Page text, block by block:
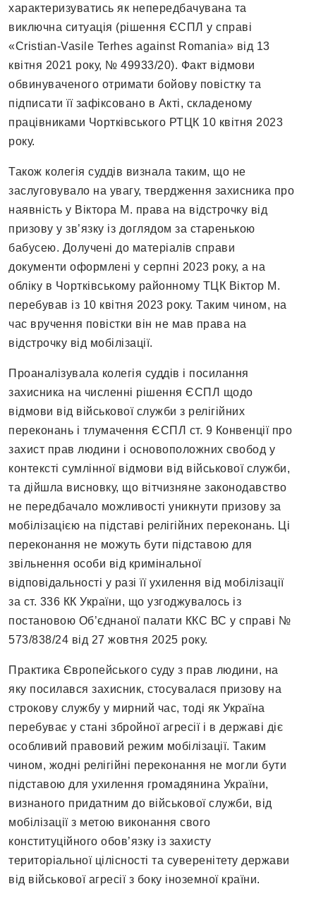
характеризуватись як непередбачувана та
виключна ситуація (рішення ЄСПЛ у справі
«Cristian-Vasile Terhes against Romania» від 13
квітня 2021 року, № 49933/20). Факт відмови
обвинуваченого отримати бойову повістку та
підписати її зафіксовано в Акті, складеному
працівниками Чортківського РТЦК 10 квітня 2023
року.
Також колегія суддів визнала таким, що не
заслуговувало на увагу, твердження захисника про
наявність у Віктора М. права на відстрочку від
призову у зв’язку із доглядом за старенькою
бабусею. Долучені до матеріалів справи
документи оформлені у серпні 2023 року, а на
обліку в Чортківському районному ТЦК Віктор М.
перебував із 10 квітня 2023 року. Таким чином, на
час вручення повістки він не мав права на
відстрочку від мобілізації.
Проаналізувала колегія суддів і посилання
захисника на численні рішення ЄСПЛ щодо
відмови від військової служби з релігійних
переконань і тлумачення ЄСПЛ ст. 9 Конвенції про
захист прав людини і основоположних свобод у
контексті сумлінної відмови від військової служби,
та дійшла висновку, що вітчизняне законодавство
не передбачало можливості уникнути призову за
мобілізацією на підставі релігійних переконань. Ці
переконання не можуть бути підставою для
звільнення особи від кримінальної
відповідальності у разі її ухилення від мобілізації
за ст. 336 КК України, що узгоджувалось із
постановою Об’єднаної палати ККС ВС у справі №
573/838/24 від 27 жовтня 2025 року.
Практика Європейського суду з прав людини, на
яку посилався захисник, стосувалася призову на
строкову службу у мирний час, тоді як Україна
перебуває у стані збройної агресії і в державі діє
особливий правовий режим мобілізації. Таким
чином, жодні релігійні переконання не могли бути
підставою для ухилення громадянина України,
визнаного придатним до військової служби, від
мобілізації з метою виконання свого
конституційного обов’язку із захисту
територіальної цілісності та суверенітету держави
від військової агресії з боку іноземної країни.